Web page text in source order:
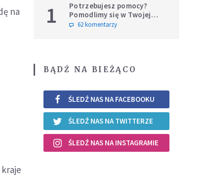
na
1
Potrzebujesz pomocy?
Pomodlimy się w Twojej
intencji
62 komentarzy
BĄDŹ NA BIEŻĄCO
ŚLEDŹ NAS NA FACEBOOKU
ŚLEDŹ NAS NA TWITTERZE
ŚLEDŹ NAS NA INSTAGRAMIE